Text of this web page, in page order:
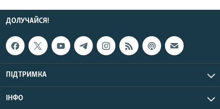
ДОЛУЧАЙСЯ!
ПІДТРИМКА
ІНФО